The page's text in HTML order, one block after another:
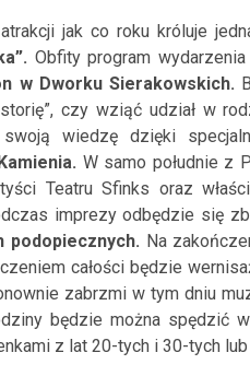
jak co roku króluje
Obfity program
w Dworku Sierakowskich.
czy wziąć udział w
wiedzę dzięki
W samo południe z
Teatru Sfinks oraz
imprezy odbędzie się
podopiecznych. Na
całości będzie
zabrzmi w tym dniu
będzie można spędzić
z lat 20-tych i 30-tych